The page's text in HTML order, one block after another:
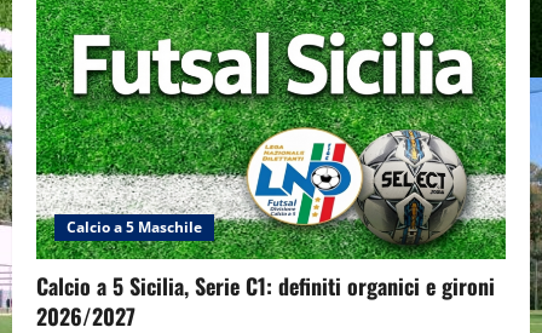
Calcio a 5 Maschile
Calcio a 5 Sicilia, Serie C1: definiti organici e gironi
2026/2027